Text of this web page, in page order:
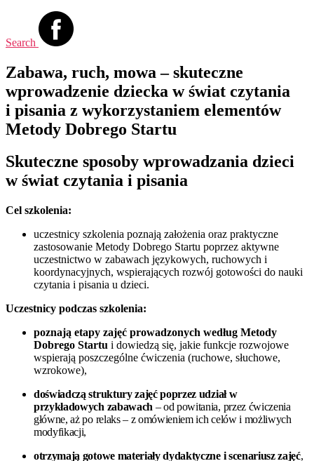
Search
Zabawa, ruch, mowa – skuteczne
wprowadzenie dziecka w świat czytania
i pisania z wykorzystaniem elementów
Metody Dobrego Startu
Skuteczne sposoby wprowadzania dzieci
w świat czytania i pisania
Cel szkolenia:
uczestnicy szkolenia poznają założenia oraz praktyczne
zastosowanie Metody Dobrego Startu poprzez aktywne
uczestnictwo w zabawach językowych, ruchowych i
koordynacyjnych, wspierających rozwój gotowości do nauki
czytania i pisania u dzieci.
Uczestnicy podczas szkolenia:
poznają etapy zajęć prowadzonych według Metody
Dobrego Startu i dowiedzą się, jakie funkcje rozwojowe
wspierają poszczególne ćwiczenia (ruchowe, słuchowe,
wzrokowe),
doświadczą struktury zajęć poprzez udział w
przykładowych zabawach – od powitania, przez ćwiczenia
główne, aż po relaks – z omówieniem ich celów i możliwych
modyfikacji,
otrzymają gotowe materiały dydaktyczne i scenariusz zajęć,